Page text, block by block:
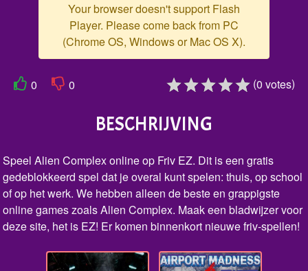
Your browser doesn't support Flash
Player. Please come back from PC
(Chrome OS, Windows or Mac OS X).
0 0 (0 votes)
BESCHRIJVING
Speel Alien Complex online op Friv EZ. Dit is een gratis
gedeblokkeerd spel dat je overal kunt spelen: thuis, op school
of op het werk. We hebben alleen de beste en grappigste
online games zoals Alien Complex. Maak een bladwijzer voor
deze site, het is EZ! Er komen binnenkort nieuwe friv-spellen!